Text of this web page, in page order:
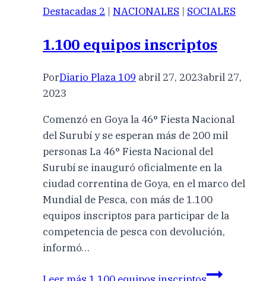
Destacadas 2 | NACIONALES | SOCIALES
1.100 equipos inscriptos
PorDiario Plaza 109 abril 27, 2023abril 27,
2023
Comenzó en Goya la 46° Fiesta Nacional
del Surubí y se esperan más de 200 mil
personas La 46° Fiesta Nacional del
Surubí se inauguró oficialmente en la
ciudad correntina de Goya, en el marco del
Mundial de Pesca, con más de 1.100
equipos inscriptos para participar de la
competencia de pesca con devolución,
informó…